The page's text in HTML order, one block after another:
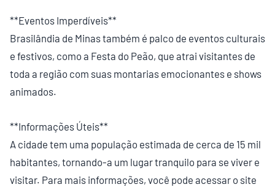
**Eventos Imperdíveis**
Brasilândia de Minas também é palco de eventos culturais
e festivos, como a Festa do Peão, que atrai visitantes de
toda a região com suas montarias emocionantes e shows
animados.
**Informações Úteis**
A cidade tem uma população estimada de cerca de 15 mil
habitantes, tornando-a um lugar tranquilo para se viver e
visitar. Para mais informações, você pode acessar o site